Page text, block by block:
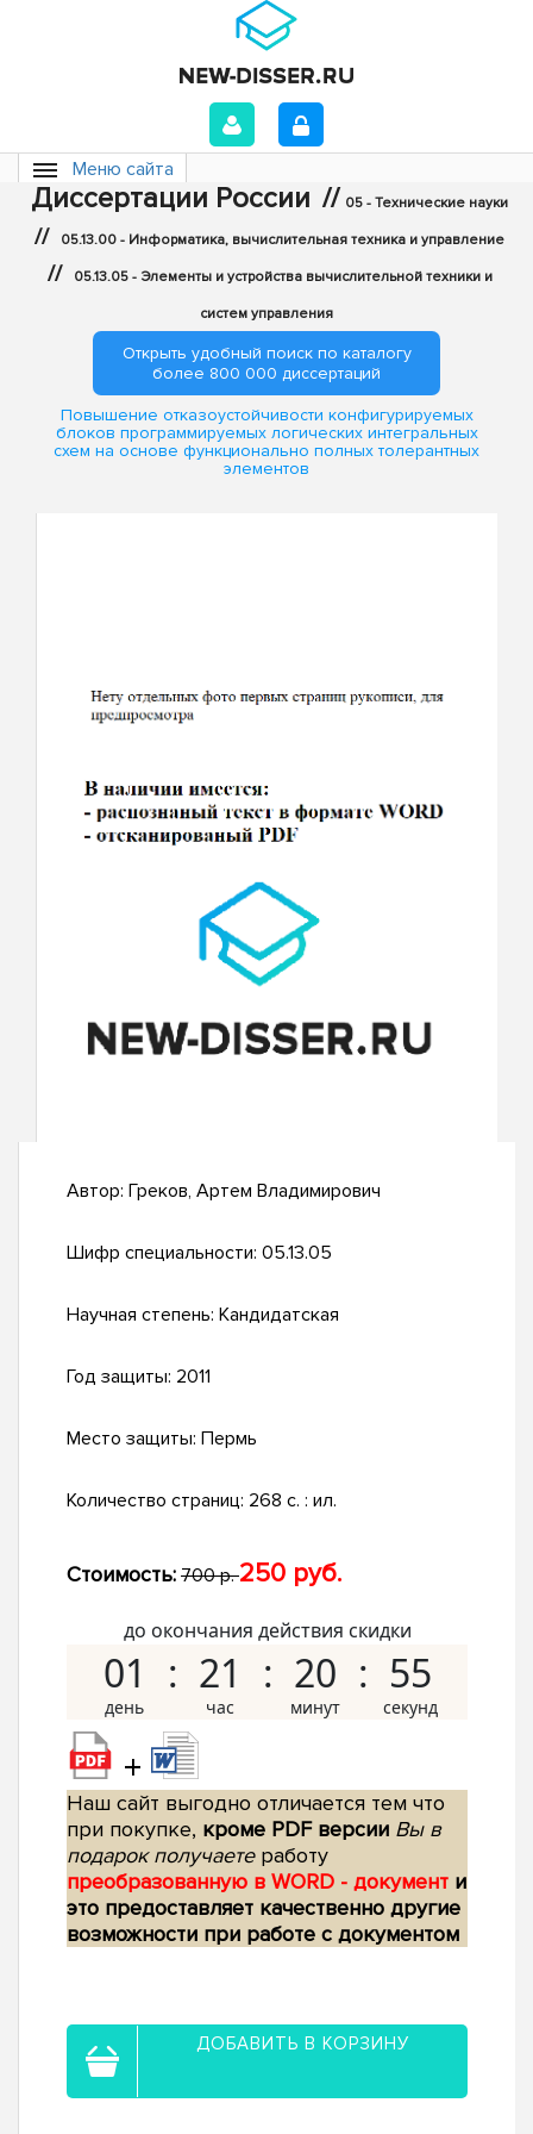
Меню сайта
Диссертации России // 05 - Технические науки
// 05.13.00 - Информатика, вычислительная техника и управление
// 05.13.05 - Элементы и устройства вычислительной техники и
систем управления
Открыть удобный поиск по каталогу
более 800 000 диссертаций
Повышение отказоустойчивости конфигурируемых
блоков программируемых логических интегральных
схем на основе функционально полных толерантных
элементов
Автор: Греков, Артем Владимирович
Шифр специальности: 05.13.05
Научная степень: Кандидатская
Год защиты: 2011
Место защиты: Пермь
Количество страниц: 268 с. : ил.
Стоимость: 700 р.250 руб.
до окончания действия скидки
01 21 20 54
+
Наш сайт выгодно отличается тем что
при покупке, кроме PDF версии Вы в
подарок получаетеработу
преобразованную в WORD - документ и
это предоставляет качественно другие
возможности при работе с документом
ДОБАВИТЬ В КОРЗИНУ